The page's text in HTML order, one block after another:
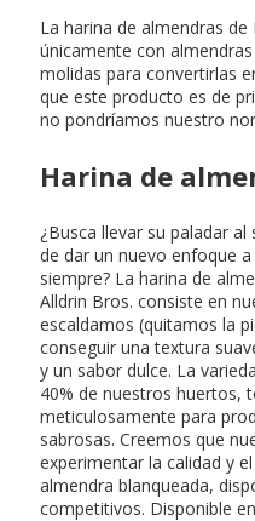
La harina de almendras
únicamente con
molidas para convertirlas
que este producto es de
no pondríamos nuestro
Harina de
¿Busca llevar su paladar
de dar un nuevo enfoque
siempre? La harina de
Alldrin Bros. consiste en
escaldamos (quitamos la
conseguir una textura
y un sabor dulce. La
40% de nuestros huertos,
meticulosamente para
sabrosas. Creemos que
experimentar la calidad y
almendra blanqueada,
competitivos. Disponible